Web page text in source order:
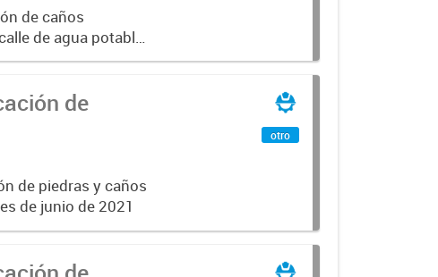
de caños
de agua potable
de
de piedras y caños
de junio de 2021
otro